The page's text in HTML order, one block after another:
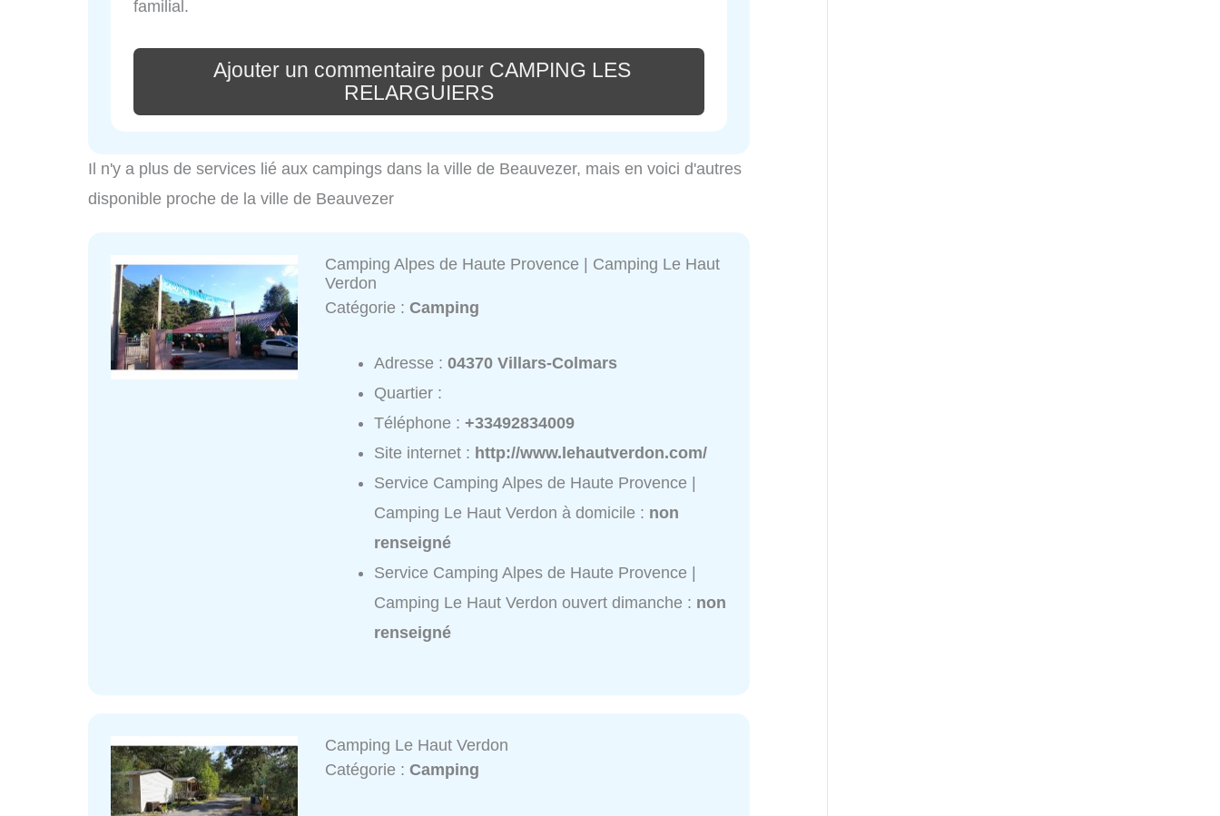
familial.
Ajouter un commentaire pour CAMPING LES
RELARGUIERS
Il n'y a plus de services lié aux campings dans la ville de Beauvezer, mais en voici d'autres
disponible proche de la ville de Beauvezer
Camping Alpes de Haute Provence | Camping Le Haut
Verdon
Catégorie :Camping
Adresse :04370 Villars-Colmars
Quartier :
Téléphone :+33492834009
Site internet : http://www.lehautverdon.com/
Service Camping Alpes de Haute Provence |
Camping Le Haut Verdon à domicile : non
renseigné
Service Camping Alpes de Haute Provence |
Camping Le Haut Verdon ouvert dimanche : non
renseigné
Camping Le Haut Verdon
Catégorie :Camping